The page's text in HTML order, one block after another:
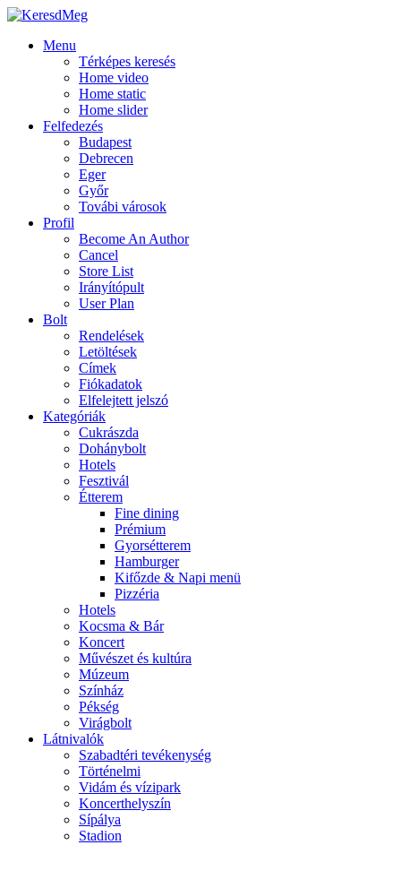
Menu
Térképes keresés
Home video
Home static
Home slider
Felfedezés
Budapest
Debrecen
Eger
Győr
Továbi városok
Profil
Become An Author
Cancel
Store List
Irányítópult
User Plan
Bolt
Rendelések
Letöltések
Címek
Fiókadatok
Elfelejtett jelszó
Kategóriák
Cukrászda
Dohánybolt
Hotels
Fesztivál
Étterem
Fine dining
Prémium
Gyorsétterem
Hamburger
Kifőzde & Napi menü
Pizzéria
Hotels
Kocsma & Bár
Koncert
Művészet és kultúra
Múzeum
Színház
Pékség
Virágbolt
Látnivalók
Szabadtéri tevékenység
Történelmi
Vidám és vízipark
Koncerthelyszín
Sípálya
Stadion